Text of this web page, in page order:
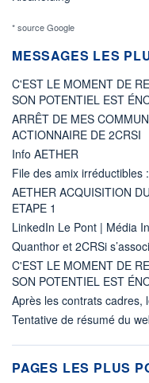
* source Google
MESSAGES LES
C'EST LE MOMENT DE
SON POTENTIEL EST
ARRÊT DE MES
ACTIONNAIRE DE 2CRSI
Info AETHER
File des amix irréductibles
AETHER ACQUISITION
ETAPE 1
LinkedIn Le Pont | Média
Quanthor et 2CRSi
C'EST LE MOMENT DE
SON POTENTIEL EST
Après les contrats cadres,
Tentative de résumé du
PAGES LES PLUS